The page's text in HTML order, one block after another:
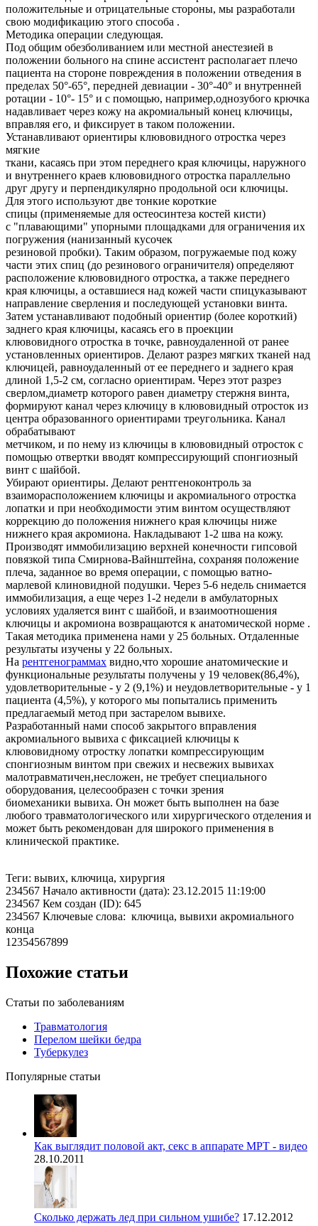
положительные и отрицательные стороны, мы разработали
свою модификацию этого способа .
Методика операции следующая.
Под общим обезболиванием или местной анестезией в
положении больного на спине ассистент располагает плечо
пациента на стороне повреждения в положении отведения в
пределах 50°-65°, передней девиации - 30°-40° и внутренней
ротации - 10°- 15° и с помощью, например,однозубого крючка
надавливает через кожу на акромиальный конец ключицы,
вправляя его, и фиксирует в таком положении.
Устанавливают ориентиры клювовидного отростка через
мягкие
ткани, касаясь при этом переднего края ключицы, наружного
и внутреннего краев клювовидного отростка параллельно
друг другу и перпендикулярно продольной оси ключицы.
Для этого используют две тонкие короткие
спицы (применяемые для остеосинтеза костей кисти)
с "плавающими" упорными площадками для ограничения их
погружения (нанизанный кусочек
резиновой пробки). Таким образом, погружаемые под кожу
части этих спиц (до резинового ограничителя) определяют
расположение клювовидного отростка, а также переднего
края ключицы, а оставшиеся над кожей части спицуказывают
направление сверления и последующей установки винта.
Затем устанавливают подобный ориентир (более короткий)
заднего края ключицы, касаясь его в проекции
клювовидного отростка в точке, равноудаленной от ранее
установленных ориентиров. Делают разрез мягких тканей над
ключицей, равноудаленный от ее переднего и заднего края
длиной 1,5-2 см, согласно ориентирам. Через этот разрез
сверлом,диаметр которого равен диаметру стержня винта,
формируют канал через ключицу в клювовидный отросток из
центра образованного ориентирами треугольника. Канал
обрабатывают
метчиком, и по нему из ключицы в клювовидный отросток с
помощью отвертки вводят компрессирующий спонгиозный
винт с шайбой.
Убирают ориентиры. Делают рентгеноконтроль за
взаиморасположением ключицы и акромиального отростка
лопатки и при необходимости этим винтом осуществляют
коррекцию до положения нижнего края ключицы ниже
нижнего края акромиона. Накладывают 1-2 шва на кожу.
Производят иммобилизацию верхней конечности гипсовой
повязкой типа Смирнова-Вайнштейна, сохраняя положение
плеча, заданное во время операции, с помощью ватно-
марлевой клиновидной подушки. Через 5-6 недель снимается
иммобилизация, а еще через 1-2 недели в амбулаторных
условиях удаляется винт с шайбой, и взаимоотношения
ключицы и акромиона возвращаются к анатомической норме .
Такая методика применена нами у 25 больных. Отдаленные
результаты изучены у 22 больных.
На рентгенограммах видно,что хорошие анатомические и
функциональные результаты получены у 19 человек(86,4%),
удовлетворительные - у 2 (9,1%) и неудовлетворительные - у 1
пациента (4,5%), у которого мы попытались применить
предлагаемый метод при застарелом вывихе.
Разработанный нами способ закрытого вправления
акромиального вывиха с фиксацией ключицы к
клювовидному отростку лопатки компрессирующим
спонгиозным винтом при свежих и несвежих вывихах
малотравматичен,несложен, не требует специального
оборудования, целесообразен с точки зрения
биомеханики вывиха. Он может быть выполнен на базе
любого травматологического или хирургического отделения и
может быть рекомендован для широкого применения в
клинической практике.
Теги: вывих, ключица, хирургия
234567 Начало активности (дата): 23.12.2015 11:19:00
234567 Кем создан (ID): 645
234567 Ключевые слова: ключица, вывихи акромиального
конца
12354567899
Похожие статьи
Статьи по заболеваниям
Травматология
Перелом шейки бедра
Туберкулез
Популярные статьи
Как выглядит половой акт, секс в аппарате МРТ - видео
28.10.2011
Сколько держать лед при сильном ушибе? 17.12.2012